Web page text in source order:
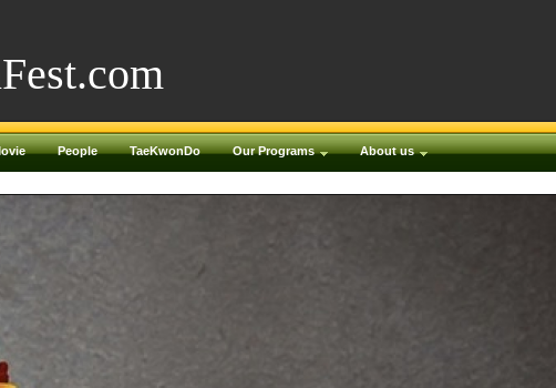
People TaeKwonDo Our Programs About us